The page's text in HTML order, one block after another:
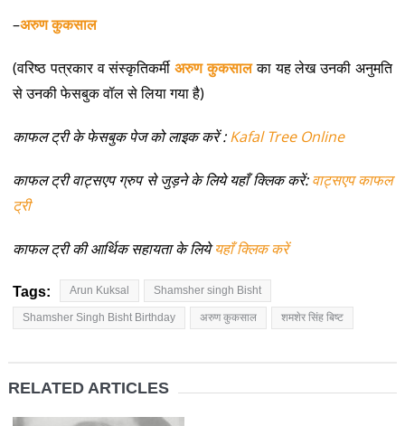
–अरुण कुकसाल
(वरिष्ठ पत्रकार व संस्कृतिकर्मीअरुण कुकसालका यह लेख उनकी अनुमति
से उनकी फेसबुक वॉल से लिया गया है)
काफल ट्री के फेसबुक पेज को लाइक करें :Kafal Tree Online
काफल ट्री वाट्सएप ग्रुप से जुड़ने के लिये यहाँ क्लिक करें:वाट्सएप काफल
ट्री
काफल ट्री की आर्थिक सहायता के लियेयहाँ क्लिक करें
Tags: Arun Kuksal Shamsher singh Bisht
Shamsher Singh Bisht Birthday अरुण कुकसाल शमशेर सिंह बिष्ट
RELATED ARTICLES